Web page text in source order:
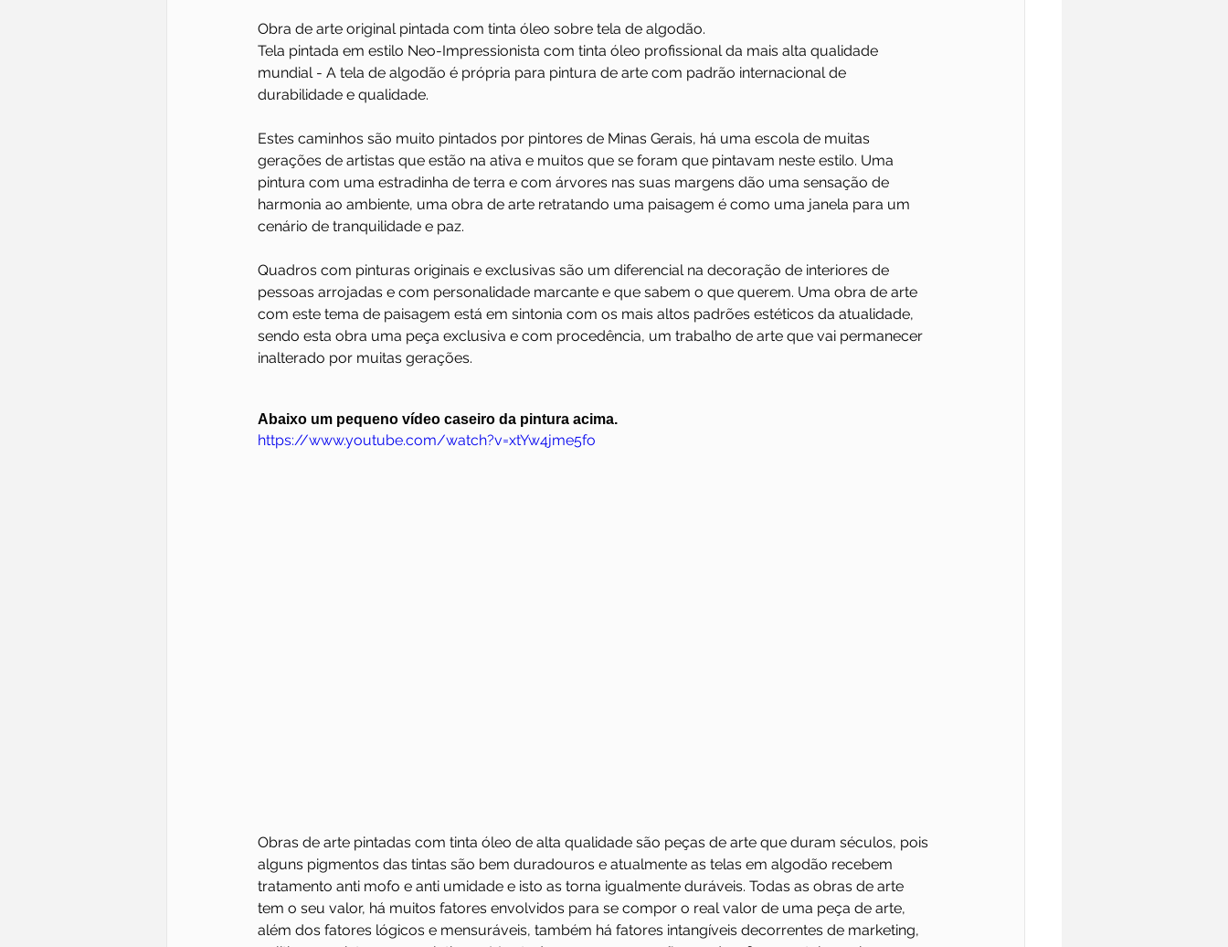
Obra de arte original pintada com tinta óleo sobre tela de algodão.
Tela pintada em estilo Neo-Impressionista com tinta óleo profissional da mais alta qualidade
mundial - A tela de algodão é própria para pintura de arte com padrão internacional de
durabilidade e qualidade.
Estes caminhos são muito pintados por pintores de Minas Gerais, há uma escola de muitas
gerações de artistas que estão na ativa e muitos que se foram que pintavam neste estilo. Uma
pintura com uma estradinha de terra e com árvores nas suas margens dão uma sensação de
harmonia ao ambiente, uma obra de arte retratando uma paisagem é como uma janela para um
cenário de tranquilidade e paz.
Quadros com pinturas originais e exclusivas são um diferencial na decoração de interiores de
pessoas arrojadas e com personalidade marcante e que sabem o que querem. Uma obra de arte
com este tema de paisagem está em sintonia com os mais altos padrões estéticos da atualidade,
sendo esta obra uma peça exclusiva e com procedência, um trabalho de arte que vai permanecer
inalterado por muitas gerações.
Abaixo um pequeno vídeo caseiro da pintura acima.
https://www.youtube.com/watch?v=xtYw4jme5fo
Obras de arte pintadas com tinta óleo de alta qualidade são peças de arte que duram séculos, pois
alguns pigmentos das tintas são bem duradouros e atualmente as telas em algodão recebem
tratamento anti mofo e anti umidade e isto as torna igualmente duráveis. Todas as obras de arte
tem o seu valor, há muitos fatores envolvidos para se compor o real valor de uma peça de arte,
além dos fatores lógicos e mensuráveis, também há fatores intangíveis decorrentes de marketing,